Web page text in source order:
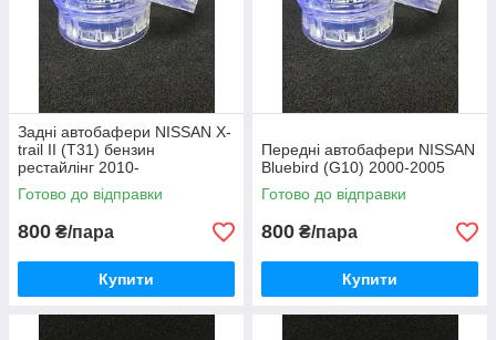
Задні автобафери NISSAN X-
trail II (T31) бензин
рестайлінг 2010-
Готово до відправки
800 ₴/пара
Купити
Передні автобафери NISSAN
Bluebird (G10) 2000-2005
Готово до відправки
800 ₴/пара
Купити